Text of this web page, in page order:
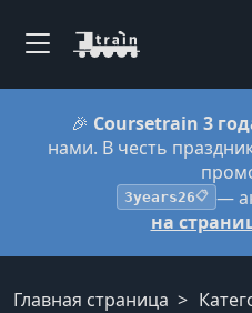
🎉 Coursetrain 3
нами. В честь
3years26📋 —
на
Главная страница